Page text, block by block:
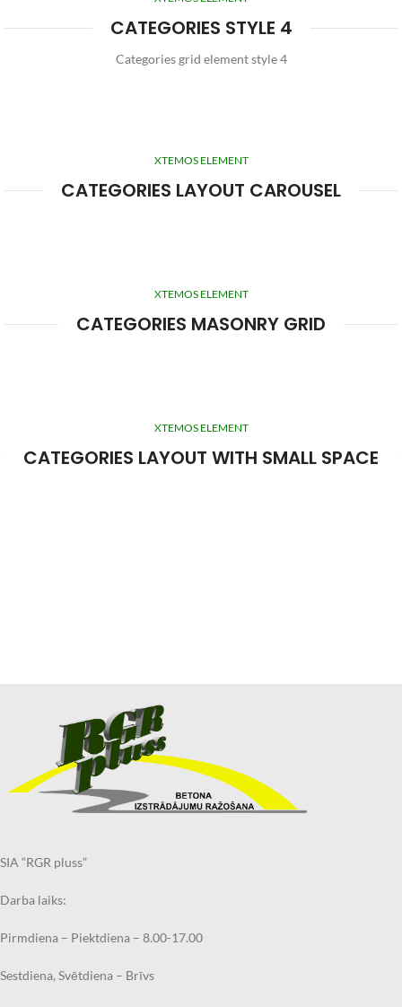
CATEGORIES STYLE 4
Categories grid element style 4
XTEMOS ELEMENT
CATEGORIES LAYOUT CAROUSEL
XTEMOS ELEMENT
CATEGORIES MASONRY GRID
XTEMOS ELEMENT
CATEGORIES LAYOUT WITH SMALL SPACE
SIA “RGR pluss”
Darba laiks:
Pirmdiena – Piektdiena – 8.00-17.00
Sestdiena, Svētdiena – Brīvs